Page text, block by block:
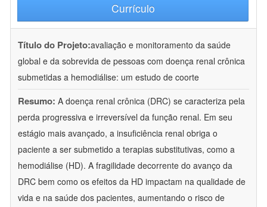
Currículo
Título do Projeto:avaliação e monitoramento da saúde
global e da sobrevida de pessoas com doença renal crônica
submetidas a hemodiálise: um estudo de coorte
Resumo: A doença renal crônica (DRC) se caracteriza pela
perda progressiva e irreversível da função renal. Em seu
estágio mais avançado, a insuficiência renal obriga o
paciente a ser submetido a terapias substitutivas, como a
hemodiálise (HD). A fragilidade decorrente do avanço da
DRC bem como os efeitos da HD impactam na qualidade de
vida e na saúde dos pacientes, aumentando o risco de